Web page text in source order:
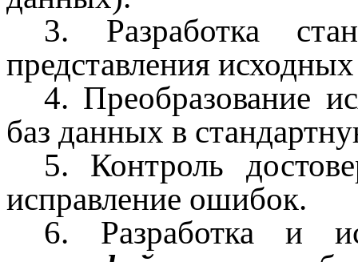
3. Разработка
представления
4. Преобразование
баз данных в
5. Контроль
исправление ошибок.
6. Разработка и